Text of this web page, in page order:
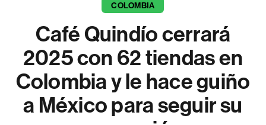
COLOMBIA
Café Quindío cerrará
2025 con 62 tiendas en
Colombia y le hace guiño
a México para seguir su